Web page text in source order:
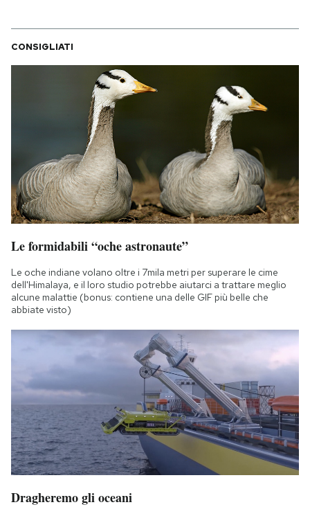
CONSIGLIATI
Le formidabili “oche astronaute”
Le oche indiane volano oltre i 7mila metri per superare le cime
dell'Himalaya, e il loro studio potrebbe aiutarci a trattare meglio
alcune malattie (bonus: contiene una delle GIF più belle che
abbiate visto)
Dragheremo gli oceani